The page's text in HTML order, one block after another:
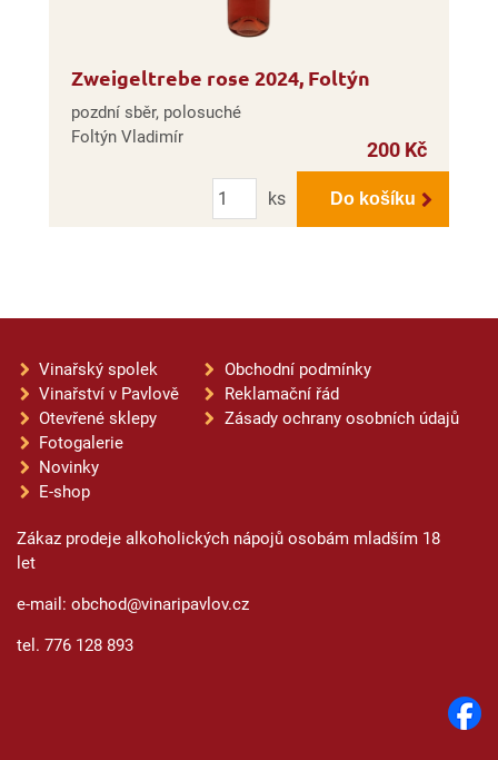
Zweigeltrebe rose 2024, Foltýn
pozdní sběr, polosuché
Foltýn Vladimír
200 Kč
Počet
ks
Do košíku
Vinařský spolek
Vinařství v Pavlově
Otevřené sklepy
Fotogalerie
Novinky
E-shop
Obchodní podmínky
Reklamační řád
Zásady ochrany osobních údajů
Zákaz prodeje alkoholických nápojů osobám mladším 18
let
e-mail: obchod@vinaripavlov.cz
tel. 776 128 893